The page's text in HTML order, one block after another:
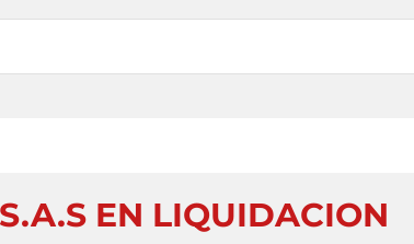
EN LIQUIDACION